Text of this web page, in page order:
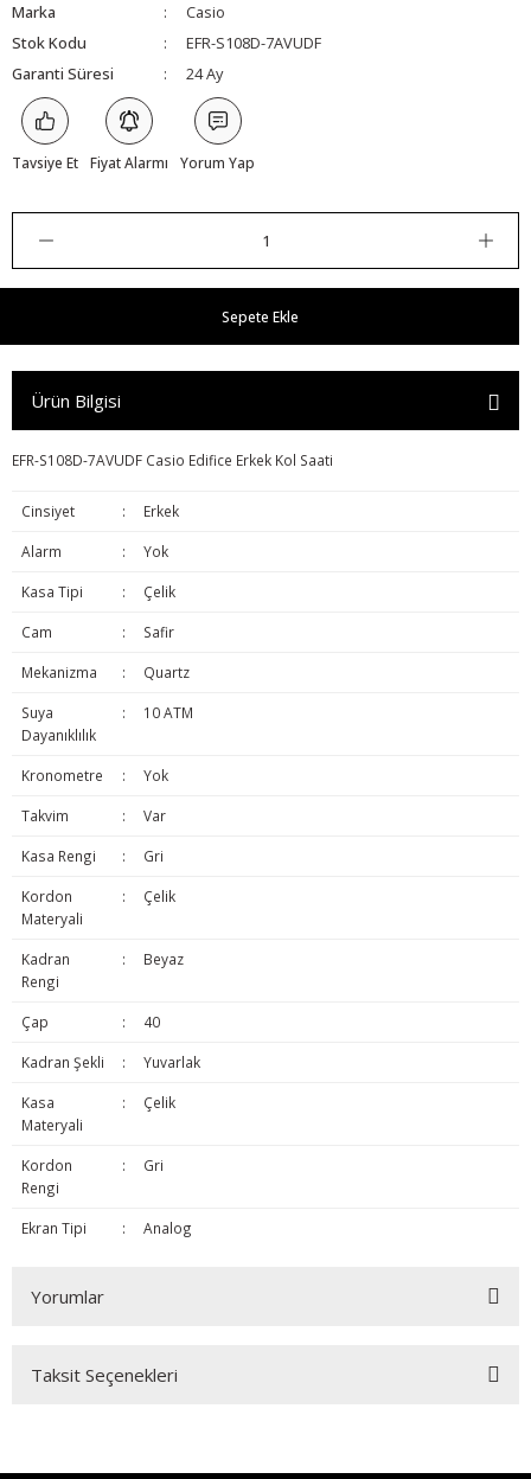
Marka
Casio
Stok Kodu
EFR-S108D-7AVUDF
Garanti Süresi
24 Ay
Tavsiye Et Fiyat Alarmı Yorum Yap
Sepete Ekle
Ürün Bilgisi
EFR-S108D-7AVUDF Casio Edifice Erkek Kol Saati
Cinsiyet : Erkek
Alarm : Yok
Kasa Tipi : Çelik
Cam : Safir
Mekanizma : Quartz
Suya
Dayanıklılık
: 10 ATM
Kronometre : Yok
Takvim : Var
Kasa Rengi : Gri
Kordon
Materyali
: Çelik
Kadran
Rengi
: Beyaz
Çap : 40
Kadran Şekli : Yuvarlak
Kasa
Materyali
: Çelik
Kordon
Rengi
: Gri
Ekran Tipi : Analog
Yorumlar
Taksit Seçenekleri